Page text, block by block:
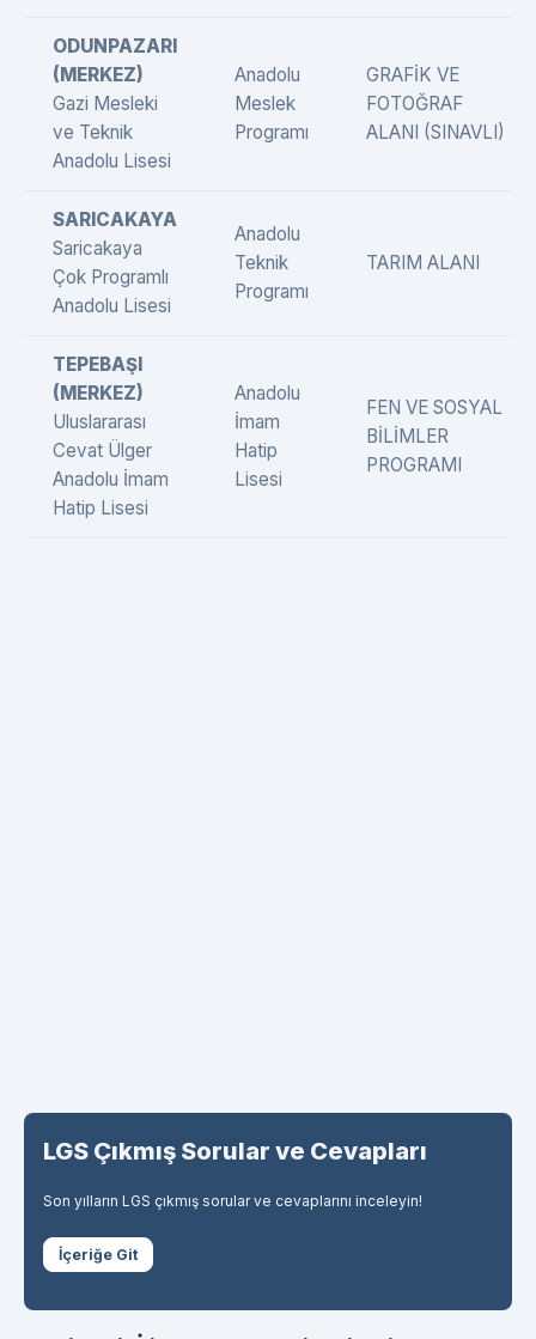
ODUNPAZARI
(MERKEZ)
Gazi Mesleki
ve Teknik
Anadolu Lisesi
Anadolu
Meslek
Programı
GRAFİK VE
FOTOĞRAF
ALANI (SINAVLI)
SARICAKAYA
Saricakaya
Çok Programlı
Anadolu Lisesi
Anadolu
Teknik
Programı
TARIM ALANI
TEPEBAŞI
(MERKEZ)
Uluslararası
Cevat Ülger
Anadolu İmam
Hatip Lisesi
Anadolu
İmam
Hatip
Lisesi
FEN VE SOSYAL
BİLİMLER
PROGRAMI
LGS Çıkmış Sorular ve Cevapları
Son yılların LGS çıkmış sorular ve cevaplarını inceleyin!
İçeriğe Git